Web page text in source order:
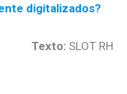
digitalizados?
Texto: SLOT RH